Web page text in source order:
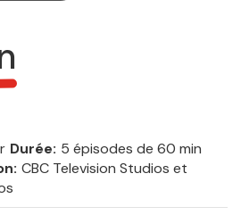
Durée 5 épisodes de 60 min
CBC Television Studios et